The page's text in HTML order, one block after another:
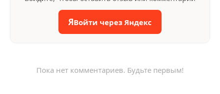
ЯВойти через Яндекс
Пока нет комментариев. Будьте первым!